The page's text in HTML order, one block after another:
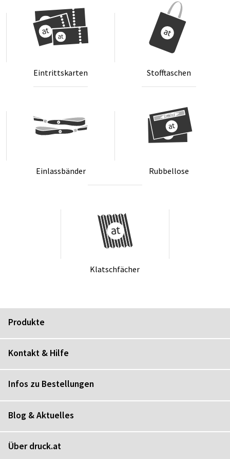
Ein­tritts­kar­ten Stoff­ta­schen
Ein­lass­bän­der Rub­bel­lo­se
Klatsch­fä­cher
Produkte
Kontakt & Hilfe
Infos zu Bestellungen
Blog & Aktuelles
Über druck.at